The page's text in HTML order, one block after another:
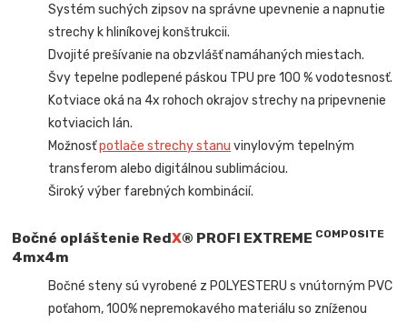
Systém suchých zipsov na správne upevnenie a napnutie
strechy k hliníkovej konštrukcii.
Dvojité prešívanie na obzvlášť namáhaných miestach.
Švy tepelne podlepené páskou TPU pre 100 % vodotesnosť.
Kotviace oká na 4x rohoch okrajov strechy na pripevnenie
kotviacich lán.
Možnosťpotlače strechy stanu vinylovým tepelným
transferom alebo digitálnou sublimáciou.
Široký výber farebných kombinácií.
Bočné opláštenie RedX® PROFI EXTREME COMPOSITE
4mx4m
Bočné steny sú vyrobené z POLYESTERU s vnútorným PVC
poťahom, 100% nepremokavého materiálu so zníženou